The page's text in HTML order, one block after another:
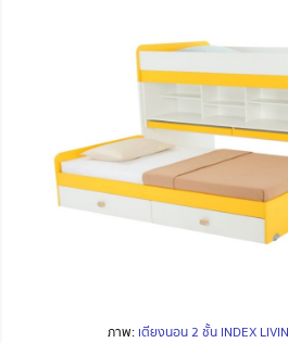
ภาพ: เตียงนอน 2 ชั้น INDEX